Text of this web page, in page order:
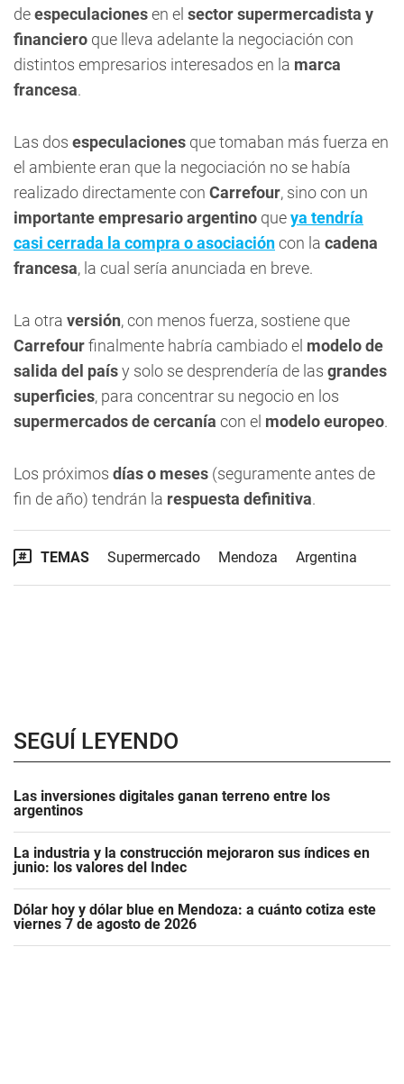
deespeculacionesen el sector supermercadista y
financiero que lleva adelante la negociación con
distintos empresarios interesados en la marca
francesa.
Las dos especulaciones que tomaban más fuerza en
el ambiente eran que la negociación no se había
realizado directamente con Carrefour, sino con un
importante empresario argentino queya tendría
casi cerrada la compra o asociacióncon la cadena
francesa, la cual sería anunciada en breve.
La otra versión, con menos fuerza, sostiene que
Carrefourfinalmente habría cambiado el modelo de
salida del paísy solo se desprendería de las grandes
superficies, para concentrar su negocio en los
supermercados de cercanía con el modelo europeo.
Los próximos días o meses (seguramente antes de
fin de año) tendrán la respuesta definitiva.
TEMAS Supermercado Mendoza Argentina
SEGUÍ LEYENDO
Las inversiones digitales ganan terreno entre los
argentinos
La industria y la construcción mejoraron sus índices en
junio: los valores del Indec
Dólar hoy y dólar blue en Mendoza: a cuánto cotiza este
viernes 7 de agosto de 2026